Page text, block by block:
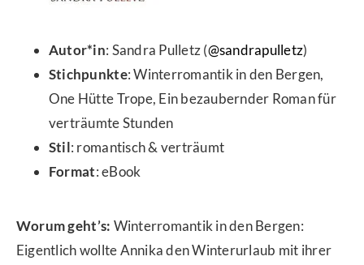
Autor*in: Sandra Pulletz (@sandrapulletz)
Stichpunkte:Winterromantik in den Bergen,
One Hütte Trope, Ein bezaubernder Roman für
verträumte Stunden
Stil: romantisch & verträumt
Format: eBook
Worum geht’s: Winterromantik in den Bergen:
Eigentlich wollte Annika den Winterurlaub mit ihrer